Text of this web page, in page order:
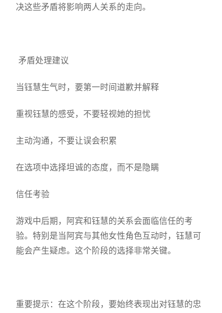
决这些矛盾将影响两人关系的走向。
矛盾处理建议
当钰慧生气时，要第一时间道歉并解释
重视钰慧的感受，不要轻视她的担忧
主动沟通，不要让误会积累
在选项中选择坦诚的态度，而不是隐瞒
信任考验
游戏中后期，阿宾和钰慧的关系会面临信任的考
验。特别是当阿宾与其他女性角色互动时，钰慧可
能会产生疑虑。这个阶段的选择非常关键。
重要提示：在这个阶段，要始终表现出对钰慧的忠